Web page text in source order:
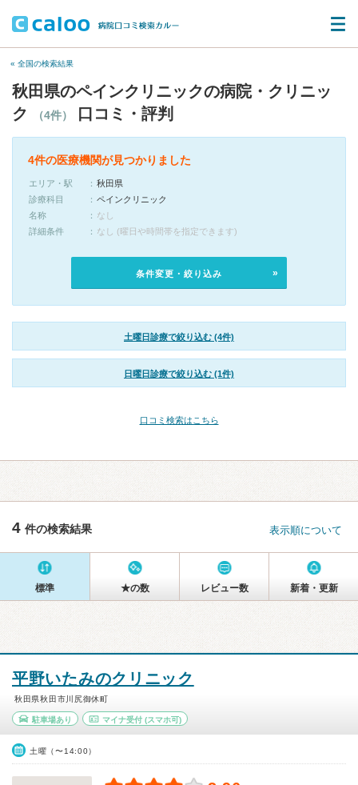
« 全国の検索結果
秋田県のペインクリニックの病院・クリニッ
ク
（4件） 口コミ・評判
4件の医療機関が見つかりました
エリア・駅
秋田県
診療科目
ペインクリニック
名称
なし
詳細条件
なし (曜日や時間帯を指定できます)
条件変更・絞り込み
土曜日診療で絞り込む (4件)
日曜日診療で絞り込む (1件)
口コミ検索はこちら
4 件の検索結果 表示順について
標準 ★の数 レビュー数 新着・更新
平野いたみのクリニック
秋田県秋田市川尻御休町
駐車場あり マイナ受付(スマホ可)
土曜（〜14:00）